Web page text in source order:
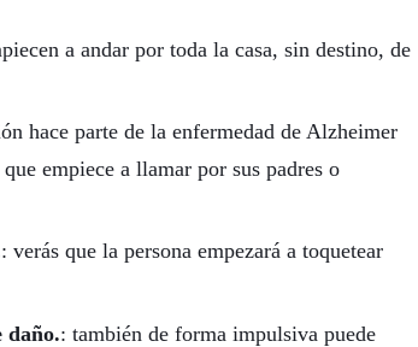
a andar por toda la casa, sin destino, de
hace parte de la enfermedad de Alzheimer
empiece a llamar por sus padres o
: verás que la persona empezará a toquetear
daño.: también de forma impulsiva puede